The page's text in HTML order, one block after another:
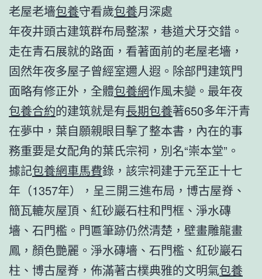
老屋老墻包養守看歲包養月深處
年夜井頭古建筑群布局整潔，巷道犬牙交錯。
走在青石展就的路面，看著面前的老屋老墻，
固然年夜多屋子曾經室邇人遐。除部門建筑門
面略有修正外，全體包養網作風未變。最年夜
包養合約的建筑就是有長期包養著650多年汗青
在夢中，葉自願親眼目擊了整本書，內在的事
務重要是女配角的葉氏宗祠，別名“崇本堂”。
據記包養網車馬費錄，該宗祠建于元至正十七
年（1357年），呈三開三進布局，博古屋脊、
簡瓦轆灰屋頂、紅砂巖石柱和門框、淨水磚
墻、石門檻。門匾筆跡仍然清楚，壁畫雕龍畫
鳳，顏色艷麗。淨水磚墻、石門檻、紅砂巖石
柱、博古屋脊，佈滿著古樸典雅的文明氣包養